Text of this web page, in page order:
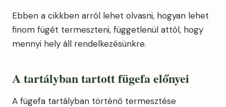
Ebben a cikkben arról lehet olvasni, hogyan lehet
finom fügét termeszteni, függetlenül attól, hogy
mennyi hely áll rendelkezésünkre.
A tartályban tartott fügefa előnyei
A fügefa tartályban történő termesztése